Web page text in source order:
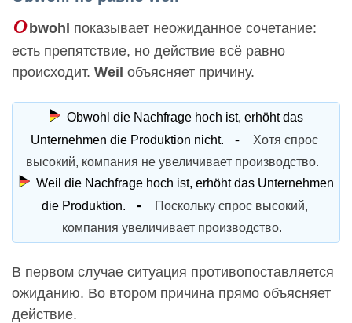
O bwohl показывает неожиданное сочетание:
есть препятствие, но действие всё равно
происходит. Weil объясняет причину.
Obwohl die Nachfrage hoch ist, erhöht das
Unternehmen die Produktion nicht.
Хотя спрос
высокий, компания не увеличивает производство.
Weil die Nachfrage hoch ist, erhöht das Unternehmen
die Produktion.
Поскольку спрос высокий,
компания увеличивает производство.
В первом случае ситуация противопоставляется
ожиданию. Во втором причина прямо объясняет
действие.